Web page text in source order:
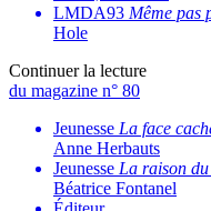
LMDA93 Même pas
Hole
Continuer la lecture
du magazine n° 80
Jeunesse La face
Anne Herbauts
Jeunesse La raison
Béatrice Fontanel